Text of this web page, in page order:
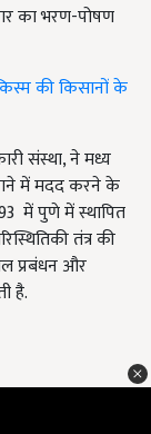
का भरण-पोषण
की किसानों के
संस्था, ने मध्य
में मदद करने के
में पुणे में स्थापित
तंत्र की
प्रबंधन और
है.